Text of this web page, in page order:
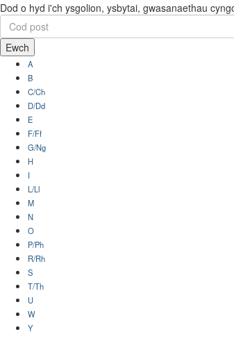
Dod o hyd i'ch ysgolion, ysbytai, gwasanaethau
Ewch
A
B
C/Ch
D/Dd
E
F/Ff
G/Ng
H
I
L/Ll
M
N
O
P/Ph
R/Rh
S
T/Th
U
W
Y